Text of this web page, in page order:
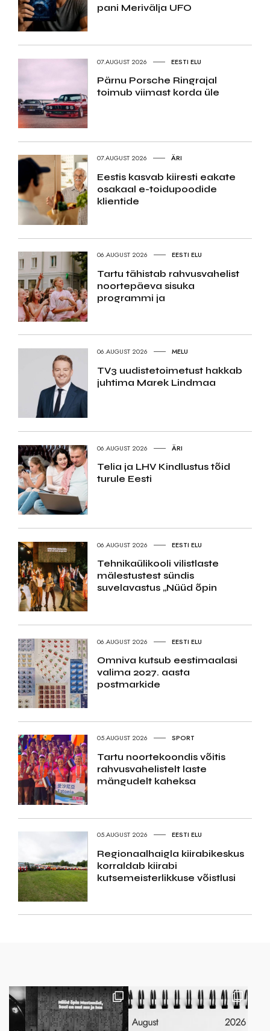
pani Merivälja UFO
07.AUGUST 2026 EESTI ELU
Pärnu Porsche Ringrajal
toimub viimast korda üle
07.AUGUST 2026 ÄRI
Eestis kasvab kiiresti eakate
osakaal e-toidupoodide
klientide
06.AUGUST 2026 EESTI ELU
Tartu tähistab rahvusvahelist
noortepäeva sisuka
programmi ja
06.AUGUST 2026 MELU
TV3 uudistetoimetust hakkab
juhtima Marek Lindmaa
06.AUGUST 2026 ÄRI
Telia ja LHV Kindlustus tõid
turule Eesti
06.AUGUST 2026 EESTI ELU
Tehnikaülikooli vilistlaste
mälestustest sündis
suvelavastus „Nüüd õpin
06.AUGUST 2026 EESTI ELU
Omniva kutsub eestimaalasi
valima 2027. aasta
postmarkide
05.AUGUST 2026 SPORT
Tartu noortekoondis võitis
rahvusvahelistelt laste
mängudelt kaheksa
05.AUGUST 2026 EESTI ELU
Regionaalhaigla kiirabikeskus
korraldab kiirabi
kutsemeisterlikkuse võistlusi